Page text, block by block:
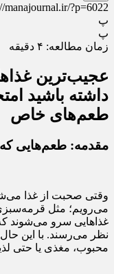
manajournal.ir/?p=6022
پ
پ
زمان مطالعه: ۴ دقیقه
عجیب‌ترین
داشته باشید
طعم‌های خاص
مقدمه: طعم‌هایی
وقتی صحبت از غذا
می‌رویم؛ مثل قرمه‌سبزی،
غذاهایی سرو می‌شوند
نظر می‌رسند. با این
محبوب، مغذی یا حتی